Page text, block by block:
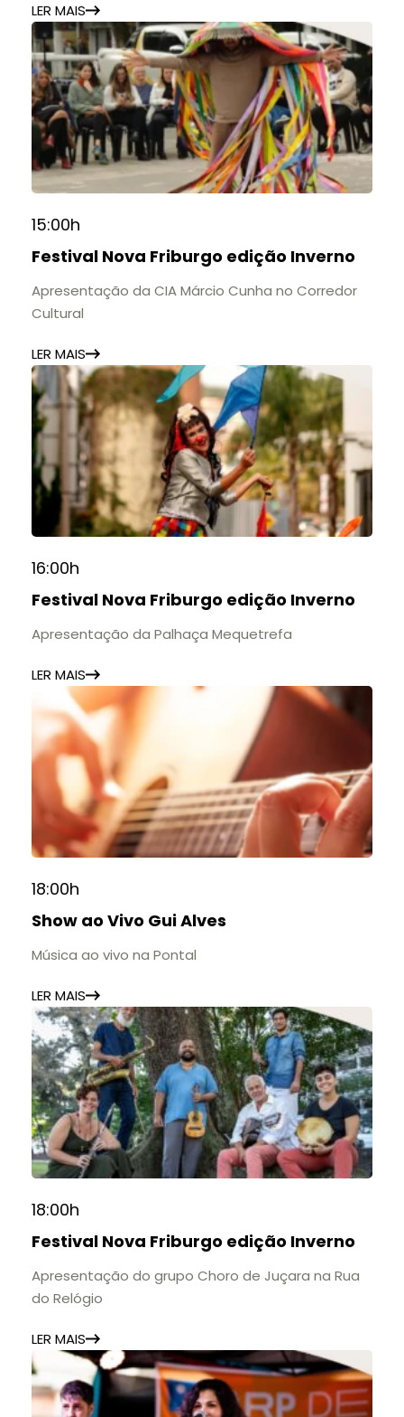
LER MAIS
15:00h
Festival Nova Friburgo edição Inverno
Apresentação da CIA Márcio Cunha no Corredor
Cultural
LER MAIS
16:00h
Festival Nova Friburgo edição Inverno
Apresentação da Palhaça Mequetrefa
LER MAIS
18:00h
Show ao Vivo Gui Alves
Música ao vivo na Pontal
LER MAIS
18:00h
Festival Nova Friburgo edição Inverno
Apresentação do grupo Choro de Juçara na Rua
do Relógio
LER MAIS